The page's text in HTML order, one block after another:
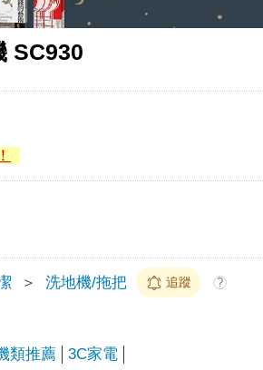
SC930
＞ 洗地機/拖把 追蹤 ?
類推薦 3C家電